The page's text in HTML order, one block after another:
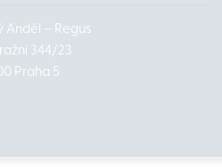
Anděl – Regus
344/23
Praha 5